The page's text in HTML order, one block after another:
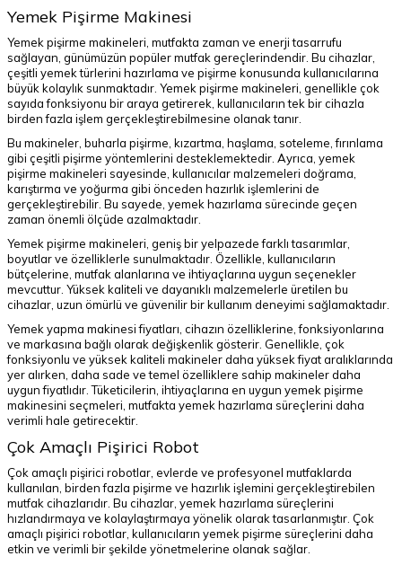
Yemek Pişirme Makinesi
Yemek pişirme makineleri, mutfakta zaman ve enerji tasarrufu
sağlayan, günümüzün popüler mutfak gereçlerindendir. Bu cihazlar,
çeşitli yemek türlerini hazırlama ve pişirme konusunda kullanıcılarına
büyük kolaylık sunmaktadır. Yemek pişirme makineleri, genellikle çok
sayıda fonksiyonu bir araya getirerek, kullanıcıların tek bir cihazla
birden fazla işlem gerçekleştirebilmesine olanak tanır.
Bu makineler, buharla pişirme, kızartma, haşlama, soteleme, fırınlama
gibi çeşitli pişirme yöntemlerini desteklemektedir. Ayrıca, yemek
pişirme makineleri sayesinde, kullanıcılar malzemeleri doğrama,
karıştırma ve yoğurma gibi önceden hazırlık işlemlerini de
gerçekleştirebilir. Bu sayede, yemek hazırlama sürecinde geçen
zaman önemli ölçüde azalmaktadır.
Yemek pişirme makineleri, geniş bir yelpazede farklı tasarımlar,
boyutlar ve özelliklerle sunulmaktadır. Özellikle, kullanıcıların
bütçelerine, mutfak alanlarına ve ihtiyaçlarına uygun seçenekler
mevcuttur. Yüksek kaliteli ve dayanıklı malzemelerle üretilen bu
cihazlar, uzun ömürlü ve güvenilir bir kullanım deneyimi sağlamaktadır.
Yemek yapma makinesi fiyatları, cihazın özelliklerine, fonksiyonlarına
ve markasına bağlı olarak değişkenlik gösterir. Genellikle, çok
fonksiyonlu ve yüksek kaliteli makineler daha yüksek fiyat aralıklarında
yer alırken, daha sade ve temel özelliklere sahip makineler daha
uygun fiyatlıdır. Tüketicilerin, ihtiyaçlarına en uygun yemek pişirme
makinesini seçmeleri, mutfakta yemek hazırlama süreçlerini daha
verimli hale getirecektir.
Çok Amaçlı Pişirici Robot
Çok amaçlı pişirici robotlar, evlerde ve profesyonel mutfaklarda
kullanılan, birden fazla pişirme ve hazırlık işlemini gerçekleştirebilen
mutfak cihazlarıdır. Bu cihazlar, yemek hazırlama süreçlerini
hızlandırmaya ve kolaylaştırmaya yönelik olarak tasarlanmıştır. Çok
amaçlı pişirici robotlar, kullanıcıların yemek pişirme süreçlerini daha
etkin ve verimli bir şekilde yönetmelerine olanak sağlar.